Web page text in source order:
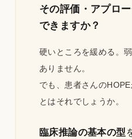
その評価・アプロ
できますか？
硬いところを緩める。
ありません。
でも、患者さんの
とはそれでしょうか。
臨床推論の基本の型